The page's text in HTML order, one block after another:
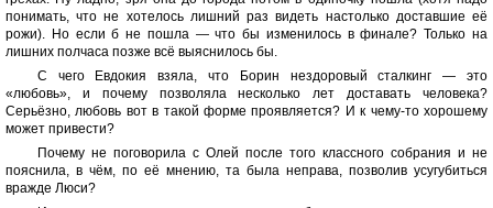
понимать, что не хотелось лишний раз видеть настолько доставшие её
рожи). Но если б не пошла — что бы изменилось в финале? Только на
лишних полчаса позже всё выяснилось бы.
C чего Евдокия взяла, что Борин нездоровый сталкинг — это
«любовь», и почему позволяла несколько лет доставать человека?
Серьёзно, любовь вот в такой форме проявляется? И к чему-то хорошему
может привести?
Почему не поговорила с Олей после того классного собрания и не
пояснила, в чём, по её мнению, та была неправа, позволив усугубиться
вражде Люси?